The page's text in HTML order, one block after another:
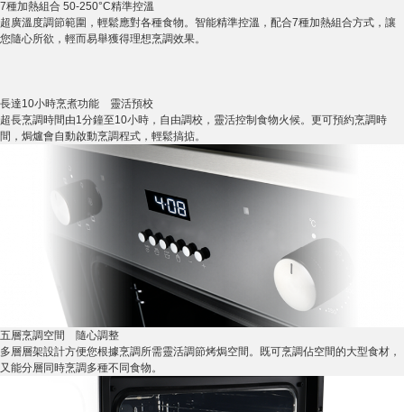
7種加熱組合 50-250°C精準控溫
超廣溫度調節範圍，輕鬆應對各種食物。智能精準控溫，配合7種加熱組合方式，讓
您隨心所欲，輕而易舉獲得理想烹調效果。
長達10小時烹煮功能 靈活預校
超長烹調時間由1分鐘至10小時，自由調校，靈活控制食物火候。更可預約烹調時
間，焗爐會自動啟動烹調程式，輕鬆搞掂。
五層烹調空間 隨心調整
多層層架設計方便您根據烹調所需靈活調節烤焗空間。既可烹調佔空間的大型食材，
又能分層同時烹調多種不同食物。